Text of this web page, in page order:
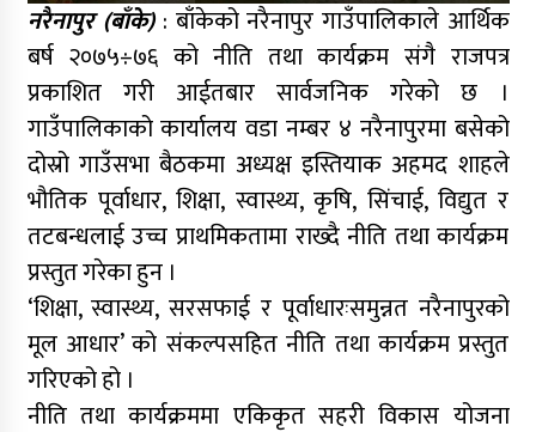
नरैनापुर (बाँके): बाँकेको नरैनापुर गाउँपालिकाले आर्थिक
बर्ष २०७५÷७६ को नीति तथा कार्यक्रम संगै राजपत्र
प्रकाशित गरी आईतबार सार्वजनिक गरेको छ ।
गाउँपालिकाको कार्यालय वडा नम्बर ४ नरैनापुरमा बसेको
दोस्रो गाउँसभा बैठकमा अध्यक्ष इस्तियाक अहमद शाहले
भौतिक पूर्वाधार, शिक्षा, स्वास्थ्य, कृषि, सिंचाई, विद्युत र
तटबन्धलाई उच्च प्राथमिकतामा राख्दै नीति तथा कार्यक्रम
प्रस्तुत गरेका हुन ।
‘शिक्षा, स्वास्थ्य, सरसफाई र पूर्वाधारःसमुन्नत नरैनापुरको
मूल आधार’ को संकल्पसहित नीति तथा कार्यक्रम प्रस्तुत
गरिएको हो ।
नीति तथा कार्यक्रममा एकिकृत सहरी विकास योजना